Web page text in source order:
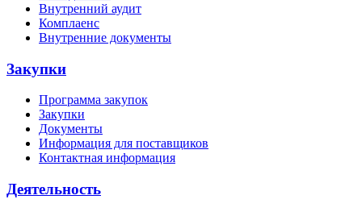
Внутренний аудит
Комплаенс
Внутренние документы
Закупки
Программа закупок
Закупки
Документы
Информация для поставщиков
Контактная информация
Деятельность